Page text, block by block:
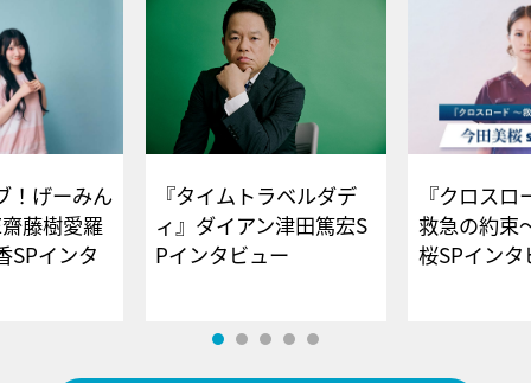
！げーみん
藤樹愛羅
SPインタ
『タイムトラベルダデ
ィ』ダイアン津田篤宏S
Pインタビュー
『クロス
救急の約束
桜SPイ